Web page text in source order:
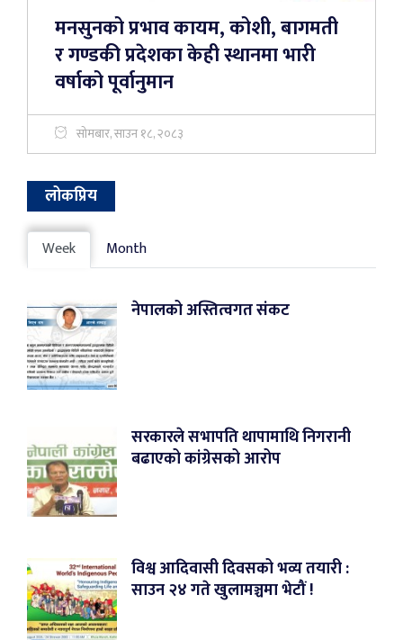
मनसुनको प्रभाव कायम, कोशी, बागमती
र गण्डकी प्रदेशका केही स्थानमा भारी
वर्षाको पूर्वानुमान
सोमबार, साउन १८, २०८३
लोकप्रिय
Week Month
नेपालको अस्तित्वगत संकट
सरकारले सभापति थापामाथि निगरानी
बढाएको कांग्रेसको आरोप
विश्व आदिवासी दिवसको भव्य तयारी :
साउन २४ गते खुलामञ्चमा भेटौं !